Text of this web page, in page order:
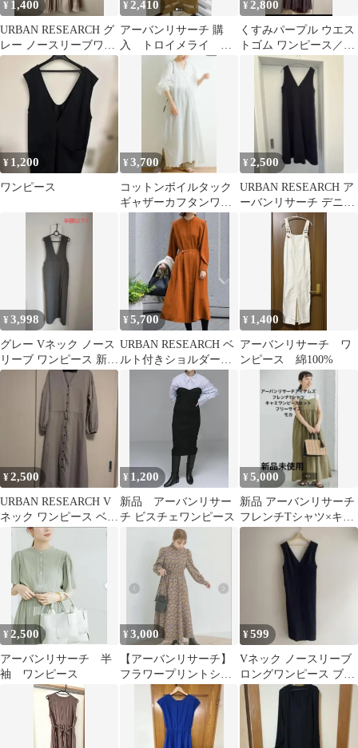
¥ 1,400
URBAN RESEARCH グ
レー ノースリーブワン
ピース
¥ 2,410
アーバンリサーチ 購
入 トロイメライ ワ
¥ 2,800
くすみパープル ウエス
トゴム ワンピース／ア
ーバンリサーチ
¥ 1,200
ワンピース
¥3,700
コットンボイルタック
ギャザーカフタンワン
¥ 2,500
URBAN RESEARCH ア
ーバンリサーチ デニム
ジャンパースカート 濃
¥3,998
グレー Vネック ノース
リーブ ワンピース 新
品 8/31まで
¥5,700
URBAN RESEARCH ベ
ルト付きショルダータ
ックワンピース
¥ 1,400
アーバンリサーチ ワ
ンピース 綿100%
¥2,500
URBAN RESEARCH V
ネック ワンピース ベー
ジュ
¥ 1,200
新品 アーバンリサー
チ ビスチェワンピース
¥5,000
新品 アーバンリサーチ
フレンチTシャツ×キャ
ミワンピースセット
¥2,500
アーバンリサーチ 半
袖 ワンピース
¥3,000
【アーバンリサーチ】
フラワープリントシャ
ーリングワンピース
¥599
Vネック ノースリーブ
ロングワンピース ブラ
ック